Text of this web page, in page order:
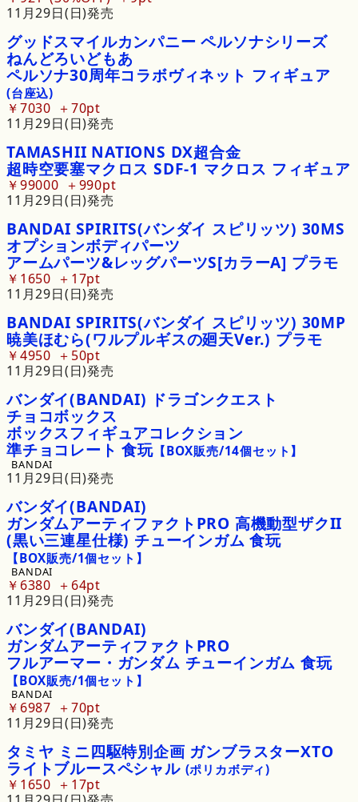
11月29日(日)発売
グッドスマイルカンパニー ペルソナシリーズ
ねんどろいどもあ
ペルソナ30周年コラボヴィネット フィギュア
(台座込)
￥7030
70pt
11月29日(日)発売
TAMASHII NATIONS DX超合金
超時空要塞マクロス SDF-1 マクロス フィギュア
￥99000
990pt
11月29日(日)発売
BANDAI SPIRITS(バンダイ スピリッツ) 30MS
オプションボディパーツ
アームパーツ&レッグパーツS[カラーA] プラモ
￥1650
17pt
11月29日(日)発売
BANDAI SPIRITS(バンダイ スピリッツ) 30MP
暁美ほむら(ワルプルギスの廻天Ver.) プラモ
￥4950
50pt
11月29日(日)発売
バンダイ(BANDAI) ドラゴンクエスト
チョコボックス
ボックスフィギュアコレクション
準チョコレート 食玩 【BOX販売/14個セット】
BANDAI
11月29日(日)発売
バンダイ(BANDAI)
ガンダムアーティファクトPRO 高機動型ザクII
(黒い三連星仕様) チューインガム 食玩
【BOX販売/1個セット】
BANDAI
￥6380
64pt
11月29日(日)発売
バンダイ(BANDAI)
ガンダムアーティファクトPRO
フルアーマー・ ガンダム チューインガム 食玩
【BOX販売/1個セット】
BANDAI
￥6987
70pt
11月29日(日)発売
タミヤ ミニ四駆特別企画 ガンブラスターXTO
ライトブルースペシャル (ポリカボディ)
￥1650
17pt